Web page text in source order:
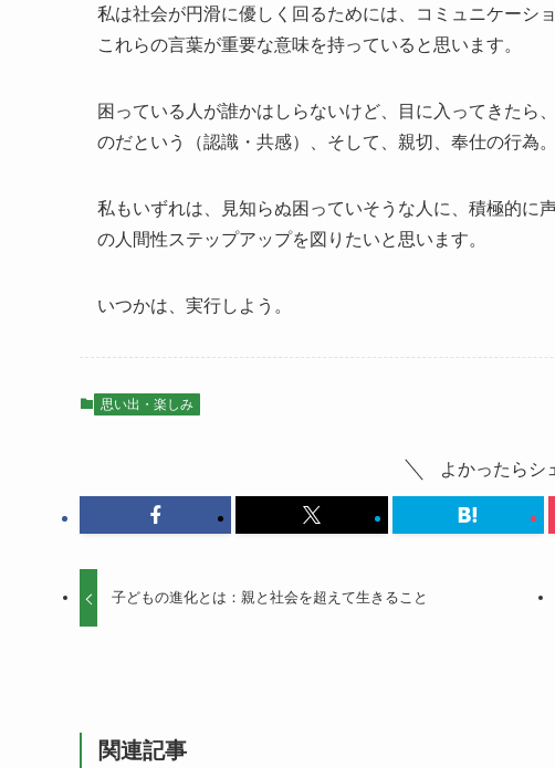
私は社会が円滑に優しく回るためには、コミュニケーシ
これらの言葉が重要な意味を持っていると思います。
困っている人が誰かはしらないけど、目に入ってきたら
のだという（認識・共感）、そして、親切、奉仕の行為。
私もいずれは、見知らぬ困っていそうな人に、積極的に
の人間性ステップアップを図りたいと思います。
いつかは、実行しよう。
思い出・楽しみ
よかったらシ
子どもの進化とは：親と社会を超えて生きること
関連記事